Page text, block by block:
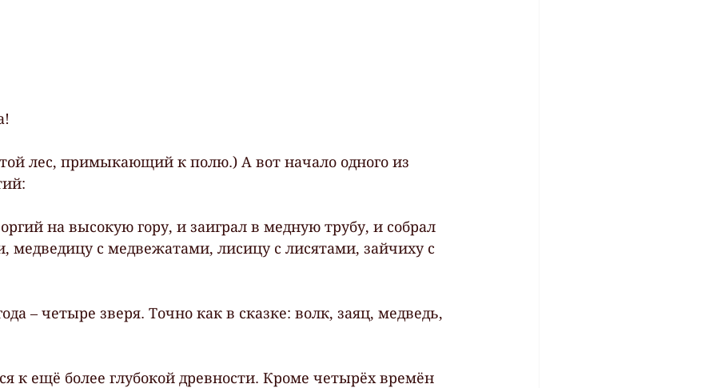
лес, примыкающий к полю.) А вот начало одного из
на высокую гору, и заиграл в медную трубу, и собрал
медведицу с медвежатами, лисицу с лисятами, зайчиху с
– четыре зверя. Точно как в сказке: волк, заяц, медведь,
к ещё более глубокой древности. Кроме четырёх времён